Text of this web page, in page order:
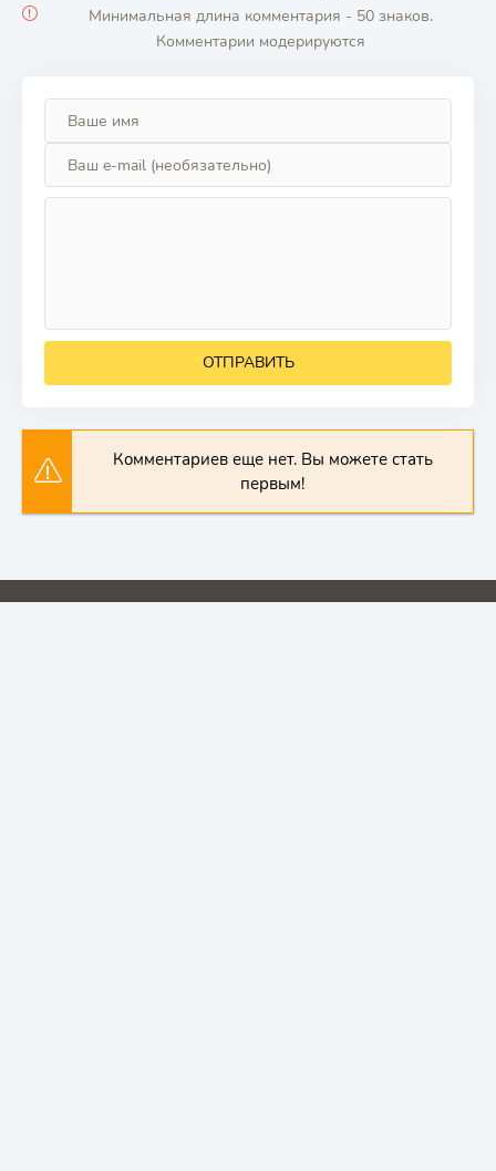
Минимальная длина комментария - 50 знаков.
Комментарии модерируются
ОТПРАВИТЬ
Комментариев еще нет. Вы можете стать
первым!